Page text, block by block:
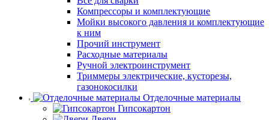
Компрессоры и комплектующие
Мойки высокого давления и комплектующие
к ним
Прочий инструмент
Расходные материалы
Ручной электроинструмент
Триммеры электрические, кусторезы,
газонокосилки
Отделочные материалы
Гипсокартон